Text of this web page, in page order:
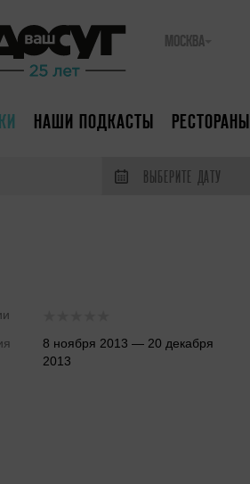
МОСКВА
НАШИ ПОДКАСТЫ РЕСТОРАНЫ
ВЫБЕРИТЕ ДАТУ
8 ноября 2013 — 20 декабря
2013